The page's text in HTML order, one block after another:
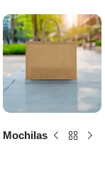
Mochilas